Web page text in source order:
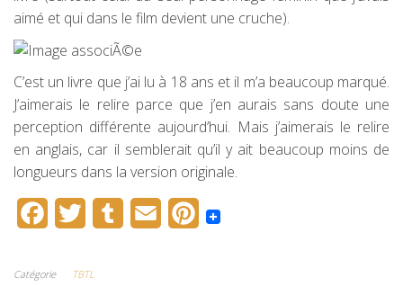
aimé et qui dans le film devient une cruche).
C’est un livre que j’ai lu à 18 ans et il m’a beaucoup marqué.
J’aimerais le relire parce que j’en aurais sans doute une
perception différente aujourd’hui. Mais j’aimerais le relire
en anglais, car il semblerait qu’il y ait beaucoup moins de
longueurs dans la version originale.
c
i
P
Catégorie TBTL